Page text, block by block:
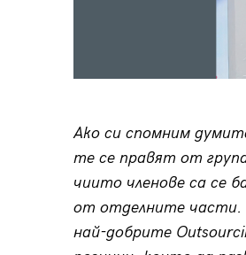
Ако си спомним
те се правят от
чиито членове са се
от отделните части.
най-добрите